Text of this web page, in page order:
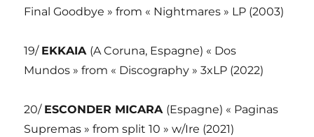
Final Goodbye » from « Nightmares » LP (2003)
19/ EKKAIA (A Coruna, Espagne) « Dos
Mundos » from « Discography » 3xLP (2022)
20/ ESCONDER MICARA (Espagne) « Paginas
Supremas » from split 10 » w/Ire (2021)